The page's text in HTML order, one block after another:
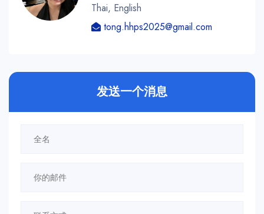
Thai, English
tong.hhps2025@gmail.com
发送一个消息